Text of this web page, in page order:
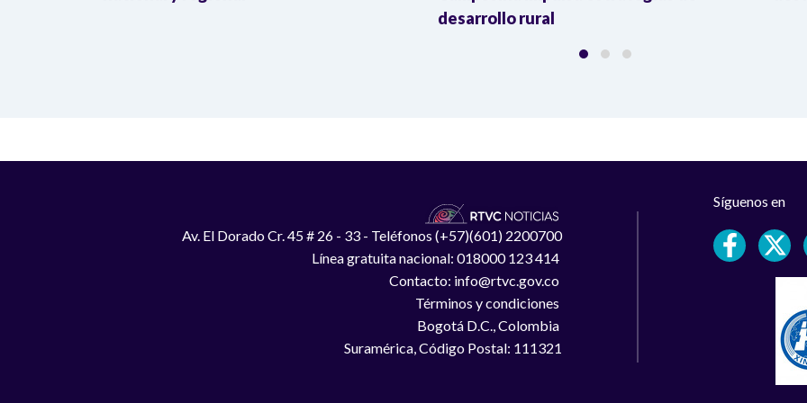
desarrollo rural
Av. El Dorado Cr. 45 # 26 - 33 - Teléfonos (+57)(601) 2200700
Línea gratuita nacional: 018000 123 414
Contacto: info@rtvc.gov.co
Términos y condiciones
Bogotá D.C., Colombia
Suramérica, Código Postal: 111321
Síguenos en